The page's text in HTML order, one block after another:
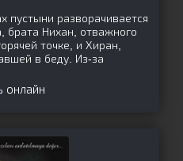
пустыни разворачивается
брата Нихан, отважного
точке, и Хиран,
в беду. Из-за
онлайн